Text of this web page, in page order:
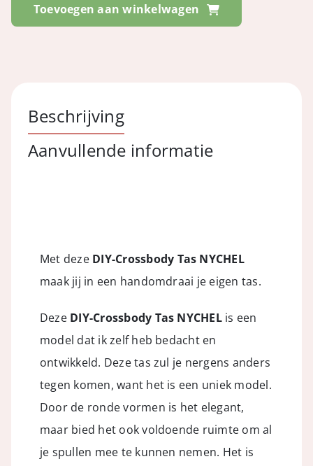
-
Minnesota
Snake
Caramel
Toevoegen aan winkelwagen
Beschrijving
Aanvullende informatie
Met deze DIY-Crossbody Tas NYCHEL
maak jij in een handomdraai je eigen tas.
Deze DIY-Crossbody Tas NYCHELis een
model dat ik zelf heb bedacht en
ontwikkeld. Deze tas zul je nergens anders
tegen komen, want het is een uniek model.
Door de ronde vormen is het elegant,
maar bied het ook voldoende ruimte om al
je spullen mee te kunnen nemen. Het is